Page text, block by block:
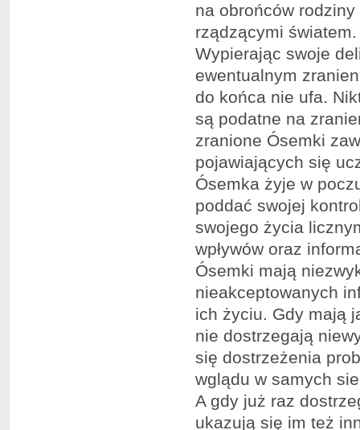
na obrońców rodziny
rządzącymi światem.
Wypierając swoje
ewentualnym
do końca nie ufa.
są podatne na
zranione Ósemki
pojawiających się
Ósemka żyje w
poddać swojej
swojego życia
wpływów oraz
Ósemki mają
nieakceptowanych
ich życiu. Gdy mają
nie dostrzegają
się dostrzeżenia
wglądu w samych
A gdy już raz
ukazują się im też